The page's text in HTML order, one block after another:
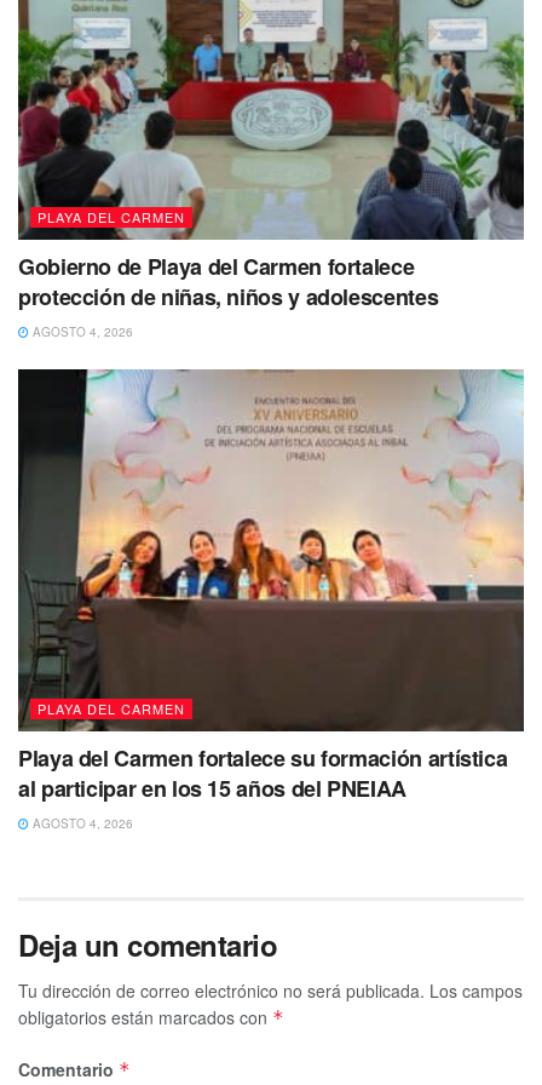
PLAYA DEL CARMEN
Gobierno de Playa del Carmen fortalece
protección de niñas, niños y adolescentes
AGOSTO 4, 2026
PLAYA DEL CARMEN
Playa del Carmen fortalece su formación artística
al participar en los 15 años del PNEIAA
AGOSTO 4, 2026
Deja un comentario
Tu dirección de correo electrónico no será publicada. Los campos
obligatorios están marcados con *
Comentario *